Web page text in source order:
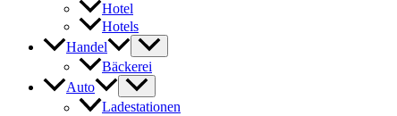
Hotel
Hotels
Handel
Bäckerei
Auto
Ladestationen